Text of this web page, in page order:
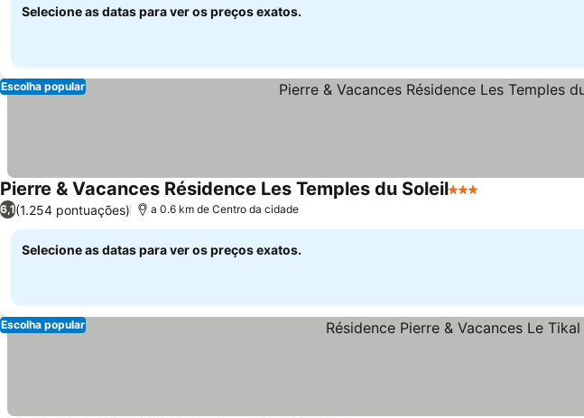
Selecione as datas para ver os preços exatos.
Escolha popular
Pierre & Vacances Résidence Les Temples du Soleil3 Estrelas
6,1(1.254 pontuações) a 0.6 km de Centro da cidade
Selecione as datas para ver os preços exatos.
Escolha popular